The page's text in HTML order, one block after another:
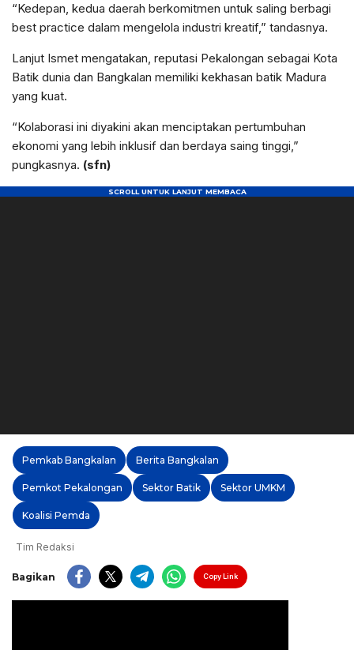
“Kedepan, kedua daerah berkomitmen untuk saling berbagi
best practice dalam mengelola industri kreatif,” tandasnya.
Lanjut Ismet mengatakan, reputasi Pekalongan sebagai Kota
Batik dunia dan Bangkalan memiliki kekhasan batik Madura
yang kuat.
“Kolaborasi ini diyakini akan menciptakan pertumbuhan
ekonomi yang lebih inklusif dan berdaya saing tinggi,”
pungkasnya. (sfn)
Pemkab Bangkalan Berita Bangkalan
Pemkot Pekalongan Sektor Batik Sektor UMKM
Koalisi Pemda
Tim Redaksi
Bagikan Copy Link